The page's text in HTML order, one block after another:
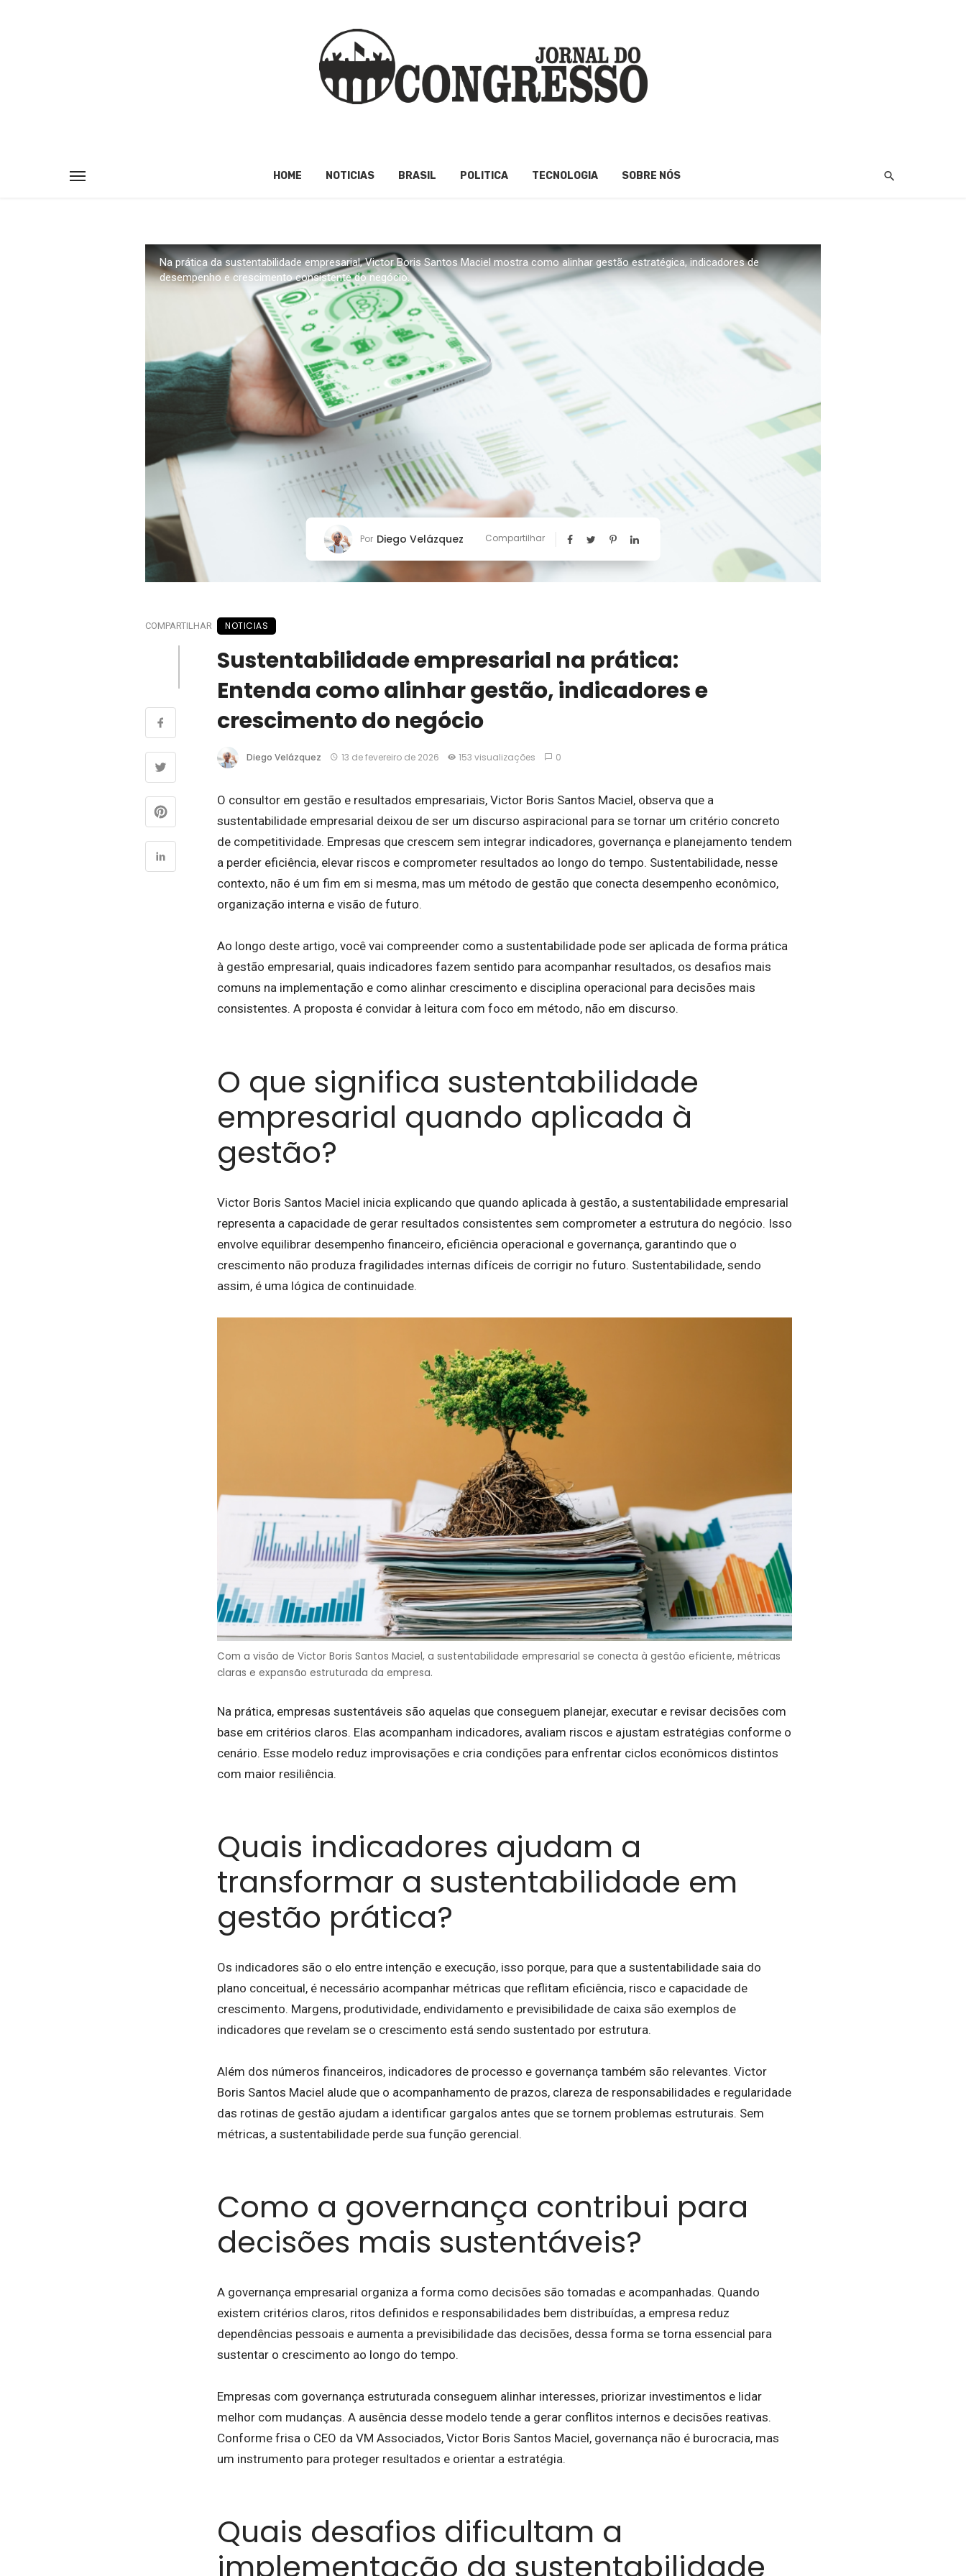
HOME NOTICIAS BRASIL POLITICA TECNOLOGIA SOBRE NÓS
Na prática da sustentabilidade empresarial, Victor Boris Santos Maciel mostra como alinhar gestão estratégica, indicadores de
desempenho e crescimento consistente do negócio.
Por Diego Velázquez Compartilhar
COMPARTILHAR NOTICIAS
Sustentabilidade empresarial na prática:
Entenda como alinhar gestão, indicadores e
crescimento do negócio
Diego Velázquez 13 de fevereiro de 2026 153 visualizações 0
O consultor em gestão e resultados empresariais, Victor Boris Santos Maciel, observa que a
sustentabilidade empresarial deixou de ser um discurso aspiracional para se tornar um critério concreto
de competitividade. Empresas que crescem sem integrar indicadores, governança e planejamento tendem
a perder eficiência, elevar riscos e comprometer resultados ao longo do tempo. Sustentabilidade, nesse
contexto, não é um fim em si mesma, mas um método de gestão que conecta desempenho econômico,
organização interna e visão de futuro.
Ao longo deste artigo, você vai compreender como a sustentabilidade pode ser aplicada de forma prática
à gestão empresarial, quais indicadores fazem sentido para acompanhar resultados, os desafios mais
comuns na implementação e como alinhar crescimento e disciplina operacional para decisões mais
consistentes. A proposta é convidar à leitura com foco em método, não em discurso.
O que significa sustentabilidade
empresarial quando aplicada à
gestão?
Victor Boris Santos Maciel inicia explicando que quando aplicada à gestão, a sustentabilidade empresarial
representa a capacidade de gerar resultados consistentes sem comprometer a estrutura do negócio. Isso
envolve equilibrar desempenho financeiro, eficiência operacional e governança, garantindo que o
crescimento não produza fragilidades internas difíceis de corrigir no futuro. Sustentabilidade, sendo
assim, é uma lógica de continuidade.
Com a visão de Victor Boris Santos Maciel, a sustentabilidade empresarial se conecta à gestão eficiente, métricas
claras e expansão estruturada da empresa.
Na prática, empresas sustentáveis são aquelas que conseguem planejar, executar e revisar decisões com
base em critérios claros. Elas acompanham indicadores, avaliam riscos e ajustam estratégias conforme o
cenário. Esse modelo reduz improvisações e cria condições para enfrentar ciclos econômicos distintos
com maior resiliência.
Quais indicadores ajudam a
transformar a sustentabilidade em
gestão prática?
Os indicadores são o elo entre intenção e execução, isso porque, para que a sustentabilidade saia do
plano conceitual, é necessário acompanhar métricas que reflitam eficiência, risco e capacidade de
crescimento. Margens, produtividade, endividamento e previsibilidade de caixa são exemplos de
indicadores que revelam se o crescimento está sendo sustentado por estrutura.
Além dos números financeiros, indicadores de processo e governança também são relevantes. Victor
Boris Santos Maciel alude que o acompanhamento de prazos, clareza de responsabilidades e regularidade
das rotinas de gestão ajudam a identificar gargalos antes que se tornem problemas estruturais. Sem
métricas, a sustentabilidade perde sua função gerencial.
Como a governança contribui para
decisões mais sustentáveis?
A governança empresarial organiza a forma como decisões são tomadas e acompanhadas. Quando
existem critérios claros, ritos definidos e responsabilidades bem distribuídas, a empresa reduz
dependências pessoais e aumenta a previsibilidade das decisões, dessa forma se torna essencial para
sustentar o crescimento ao longo do tempo.
Empresas com governança estruturada conseguem alinhar interesses, priorizar investimentos e lidar
melhor com mudanças. A ausência desse modelo tende a gerar conflitos internos e decisões reativas.
Conforme frisa o CEO da VM Associados, Victor Boris Santos Maciel, governança não é burocracia, mas
um instrumento para proteger resultados e orientar a estratégia.
Quais desafios dificultam a
implementação da sustentabilidade